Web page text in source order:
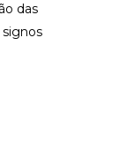
das